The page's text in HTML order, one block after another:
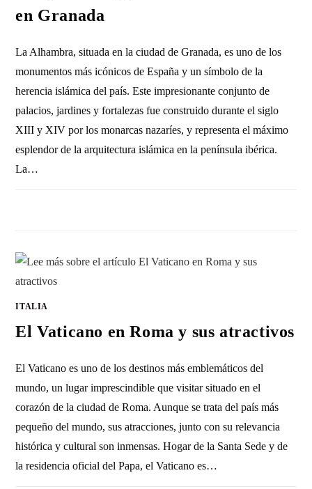
en Granada
La Alhambra, situada en la ciudad de Granada, es uno de los
monumentos más icónicos de España y un símbolo de la
herencia islámica del país. Este impresionante conjunto de
palacios, jardines y fortalezas fue construido durante el siglo
XIII y XIV por los monarcas nazaríes, y representa el máximo
esplendor de la arquitectura islámica en la península ibérica.
La…
ITALIA
El Vaticano en Roma y sus atractivos
El Vaticano es uno de los destinos más emblemáticos del
mundo, un lugar imprescindible que visitar situado en el
corazón de la ciudad de Roma. Aunque se trata del país más
pequeño del mundo, sus atracciones, junto con su relevancia
histórica y cultural son inmensas. Hogar de la Santa Sede y de
la residencia oficial del Papa, el Vaticano es…